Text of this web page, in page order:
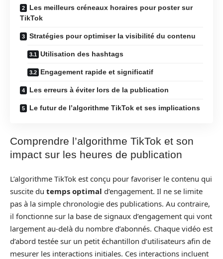
Les meilleurs créneaux horaires pour poster sur
TikTok
Stratégies pour optimiser la visibilité du contenu
Utilisation des hashtags
Engagement rapide et significatif
Les erreurs à éviter lors de la publication
Le futur de l’algorithme TikTok et ses implications
Comprendre l’algorithme TikTok et son
impact sur les heures de publication
L’algorithme TikTok est conçu pour favoriser le contenu qui
suscite du temps optimal d’engagement. Il ne se limite
pas à la simple chronologie des publications. Au contraire,
il fonctionne sur la base de signaux d’engagement qui vont
largement au-delà du nombre d’abonnés. Chaque vidéo est
d’abord testée sur un petit échantillon d’utilisateurs afin de
mesurer les interactions initiales. Ces interactions incluent